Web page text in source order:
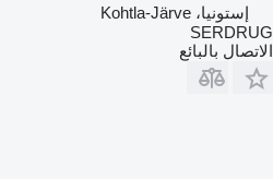
إستونيا، Kohtla-Järve
SERDRUG
الاتصال بالبائع